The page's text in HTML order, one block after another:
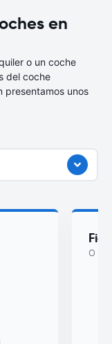
en
o un coche
del coche
presentamos unos
O